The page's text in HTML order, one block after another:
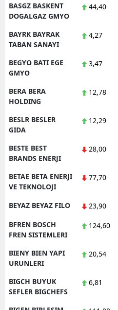
BASGZ BASKENT
DOGALGAZ GMYO
44,40
BAYRK BAYRAK
TABAN SANAYI
4,27
BEGYO BATI EGE
GMYO
3,47
BERA BERA
HOLDING
12,78
BESLR BESLER
GIDA
12,29
BESTE BEST
BRANDS ENERJI
28,00
BETAE BETA ENERJI
VE TEKNOLOJI
77,70
BEYAZ BEYAZ FILO 23,90
BFREN BOSCH
FREN SISTEMLERI
124,60
BIENY BIEN YAPI
URUNLERI
20,54
BIGCH BUYUK
SEFLER BIGCHEFS
6,81